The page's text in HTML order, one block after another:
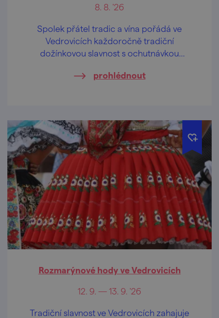
8. 8. '26
Spolek přátel tradic a vína pořádá ve
Vedrovicích každoročně tradiční
dožínkovou slavnost s ochutnávkou
prohlédnout
Rozmarýnové hody ve Vedrovicích
12. 9. — 13. 9. '26
Tradiční slavnost ve Vedrovicích zahajuje